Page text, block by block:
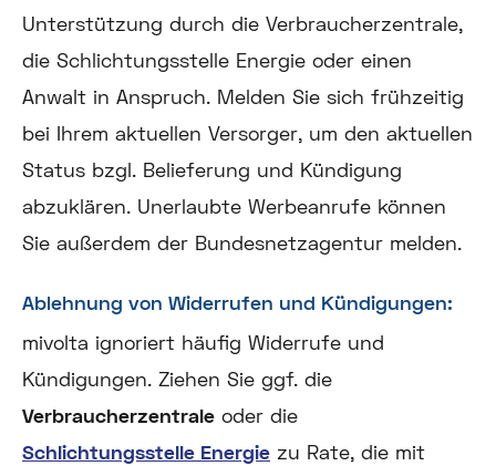
Unterstützung durch die Verbraucherzentrale,
die Schlichtungsstelle Energie oder einen
Anwalt in Anspruch. Melden Sie sich frühzeitig
bei Ihrem aktuellen Versorger, um den aktuellen
Status bzgl. Belieferung und Kündigung
abzuklären. Unerlaubte Werbeanrufe können
Sie außerdem der Bundesnetzagentur melden.
Ablehnung von Widerrufen und Kündigungen:
mivolta ignoriert häufig Widerrufe und
Kündigungen. Ziehen Sie ggf. die
Verbraucherzentrale oder die
Schlichtungsstelle Energie zu Rate, die mit